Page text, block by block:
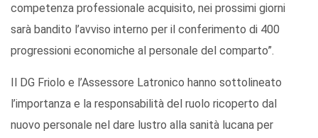
competenza professionale acquisito, nei prossimi giorni
sarà bandito l’avviso interno per il conferimento di 400
progressioni economiche al personale del comparto”.
Il DG Friolo e l’Assessore Latronico hanno sottolineato
l’importanza e la responsabilità del ruolo ricoperto dal
nuovo personale nel dare lustro alla sanità lucana per